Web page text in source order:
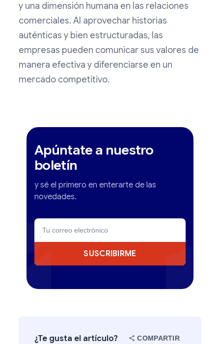
y una dimensión humana en las relaciones
comerciales. Al aprovechar historias
auténticas y bien estructuradas, las
empresas pueden comunicar sus valores de
manera efectiva y diferenciarse en un
mercado competitivo.
Apúntate a nuestro
boletín
y sé el primero en enterarte de las
novedades.
SUSCRIBIRME
¿Te gusta el artículo? COMPARTIR